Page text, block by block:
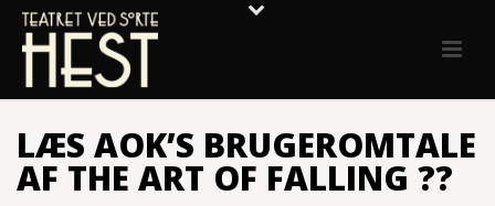
LÆS AOK’S BRUGEROMTALE
AF THE ART OF FALLING ??